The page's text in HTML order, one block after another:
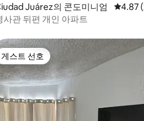
점), 후기 174개
Juárez의 콘도미니엄 평점
4.87
사관 뒤편 개인 아파트
게스트 선호
게스트 선호